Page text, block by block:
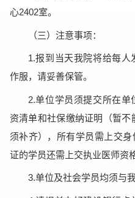
心2402室。
（三）注意事项：
1.报到当天我院将给每
作服，请妥善保管。
2.单位学员须提交所在
资清单和社保缴纳证明（暂不
须补齐），所有学员需上交
证的学员还需上交执业医师资
3.单位及社会学员均须与